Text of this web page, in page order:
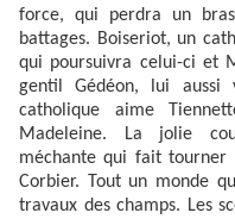
force, qui perdra un
battages. Boiseriot, un
qui poursuivra celui-ci et
gentil Gédéon, lui aussi
catholique aime
Madeleine. La jolie
méchante qui fait
Corbier. Tout un monde
travaux des champs. Les